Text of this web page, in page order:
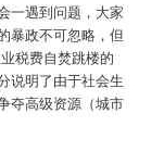
一遇到问题，大家
暴政不可忽略，但
税费自焚跳楼的
说明了由于社会生
夺高级资源（城市